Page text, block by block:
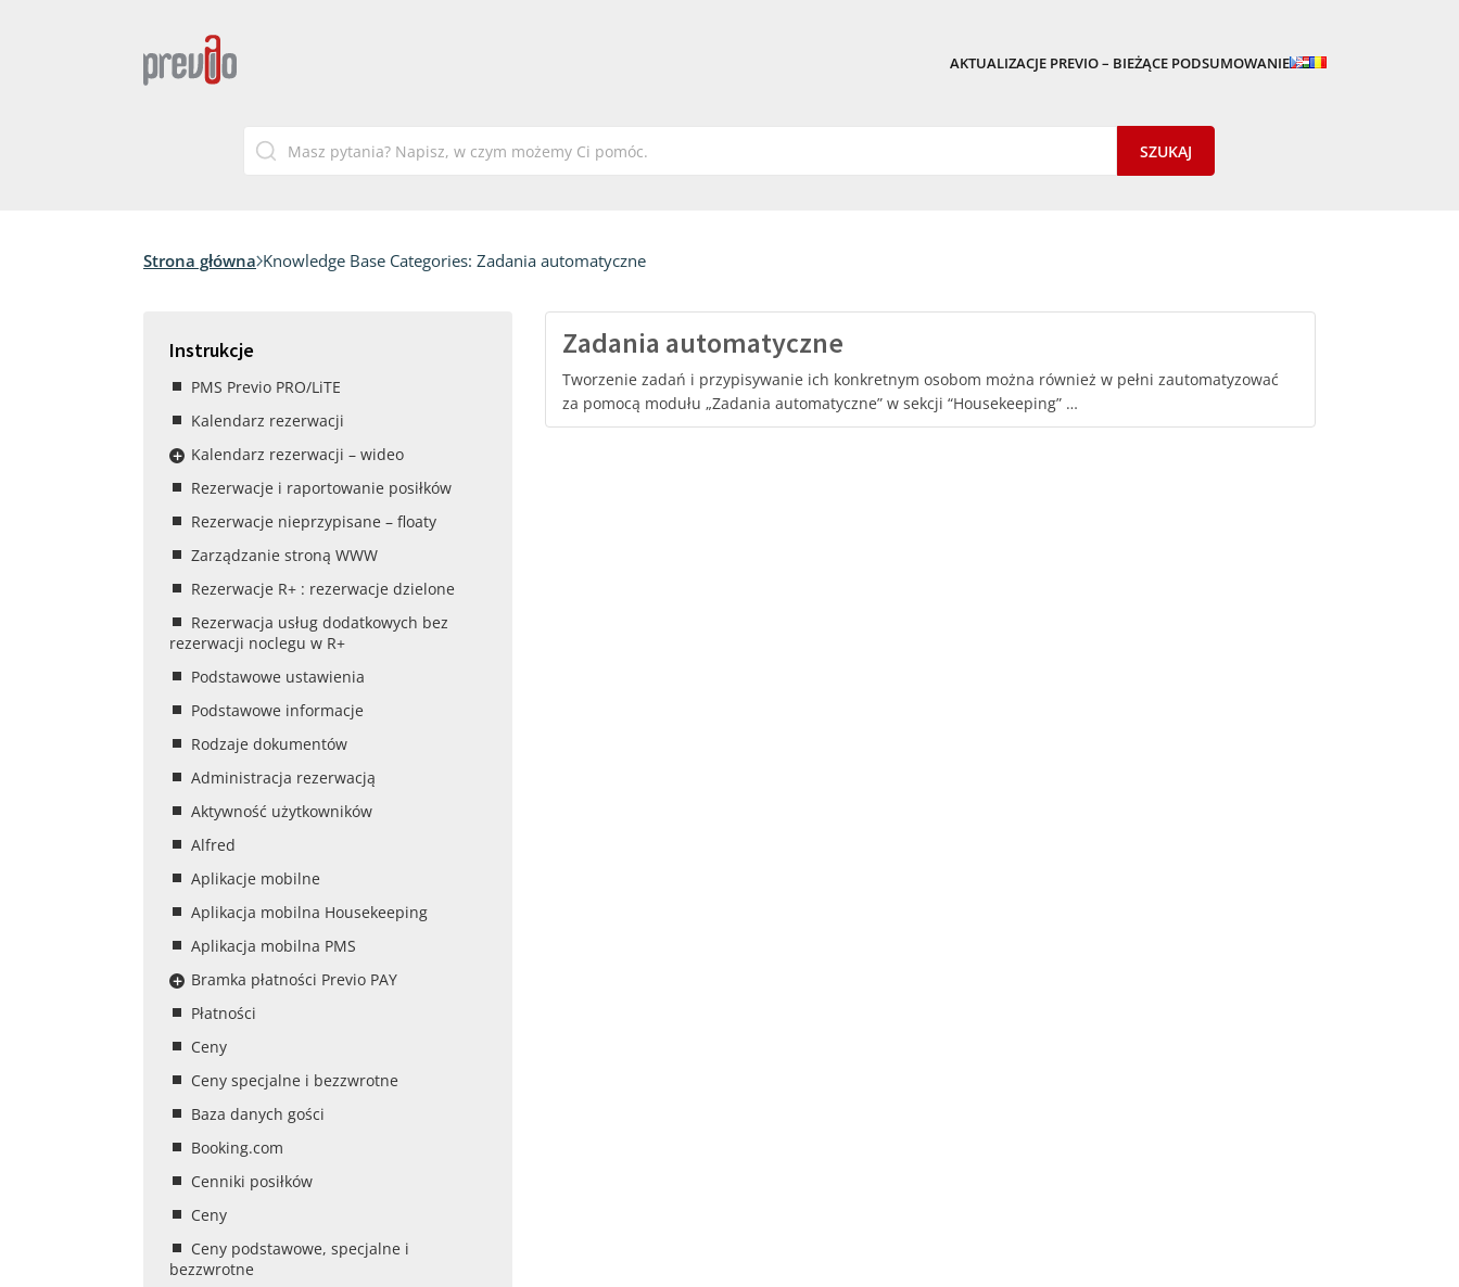
AKTUALIZACJE PREVIO – BIEŻĄCE PODSUMOWANIE
Strona główna Knowledge Base Categories: Zadania automatyczne
Instrukcje
PMS Previo PRO/LiTE
Kalendarz rezerwacji
Kalendarz rezerwacji – wideo
Rezerwacje i raportowanie posiłków
Rezerwacje nieprzypisane – floaty
Zarządzanie stroną WWW
Rezerwacje R+ : rezerwacje dzielone
Rezerwacja usług dodatkowych bez
rezerwacji noclegu w R+
Podstawowe ustawienia
Podstawowe informacje
Rodzaje dokumentów
Administracja rezerwacją
Aktywność użytkowników
Alfred
Aplikacje mobilne
Aplikacja mobilna Housekeeping
Aplikacja mobilna PMS
Bramka płatności Previo PAY
Płatności
Ceny
Ceny specjalne i bezzwrotne
Baza danych gości
Booking.com
Cenniki posiłków
Ceny
Ceny podstawowe, specjalne i
bezzwrotne
Zadania automatyczne
Tworzenie zadań i przypisywanie ich konkretnym osobom można również w pełni zautomatyzować
za pomocą modułu „Zadania automatyczne” w sekcji “Housekeeping” …